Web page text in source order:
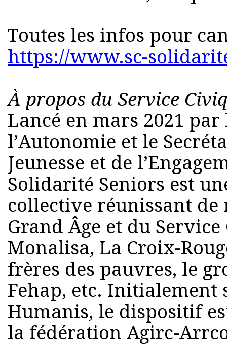
Toutes les infos pour
https://www.sc-
À propos du Service
Lancé en mars 2021
l’Autonomie et le
Jeunesse et de
Solidarité Seniors est
collective réunissant
Grand Âge et du
Monalisa, La Croix-
frères des pauvres, le
Fehap, etc.
Humanis, le dispositif
la fédération Agirc-